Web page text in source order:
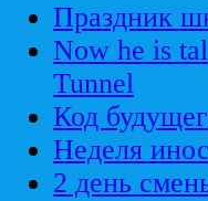
Праздник
Now he is
Tunnel
Код
Неделя
2 день